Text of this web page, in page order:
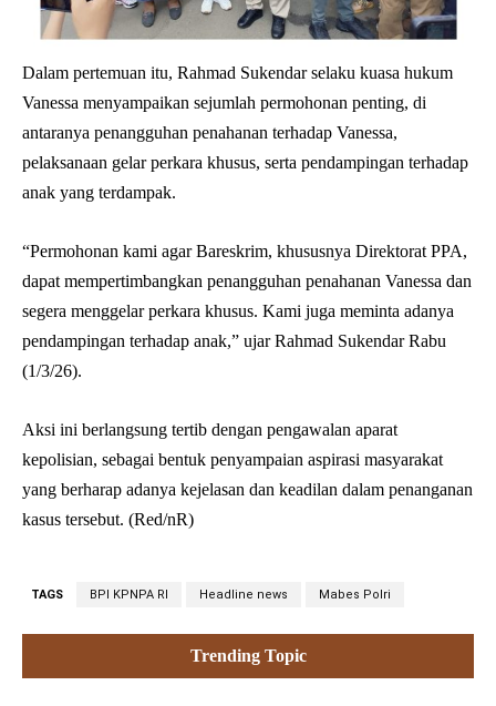
Dalam pertemuan itu, Rahmad Sukendar selaku kuasa hukum
Vanessa menyampaikan sejumlah permohonan penting, di
antaranya penangguhan penahanan terhadap Vanessa,
pelaksanaan gelar perkara khusus, serta pendampingan terhadap
anak yang terdampak.
“Permohonan kami agar Bareskrim, khususnya Direktorat PPA,
dapat mempertimbangkan penangguhan penahanan Vanessa dan
segera menggelar perkara khusus. Kami juga meminta adanya
pendampingan terhadap anak,” ujar Rahmad Sukendar Rabu
(1/3/26).
Aksi ini berlangsung tertib dengan pengawalan aparat
kepolisian, sebagai bentuk penyampaian aspirasi masyarakat
yang berharap adanya kejelasan dan keadilan dalam penanganan
kasus tersebut. (Red/nR)
TAGS BPI KPNPA RI Headline news Mabes Polri
Trending Topic